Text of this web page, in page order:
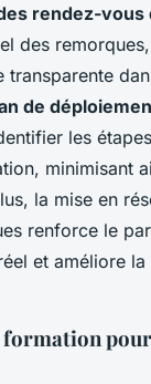
rendez-vous
des
transparente
de
les
minimisant
la mise en
renforce le
et améliore
formation